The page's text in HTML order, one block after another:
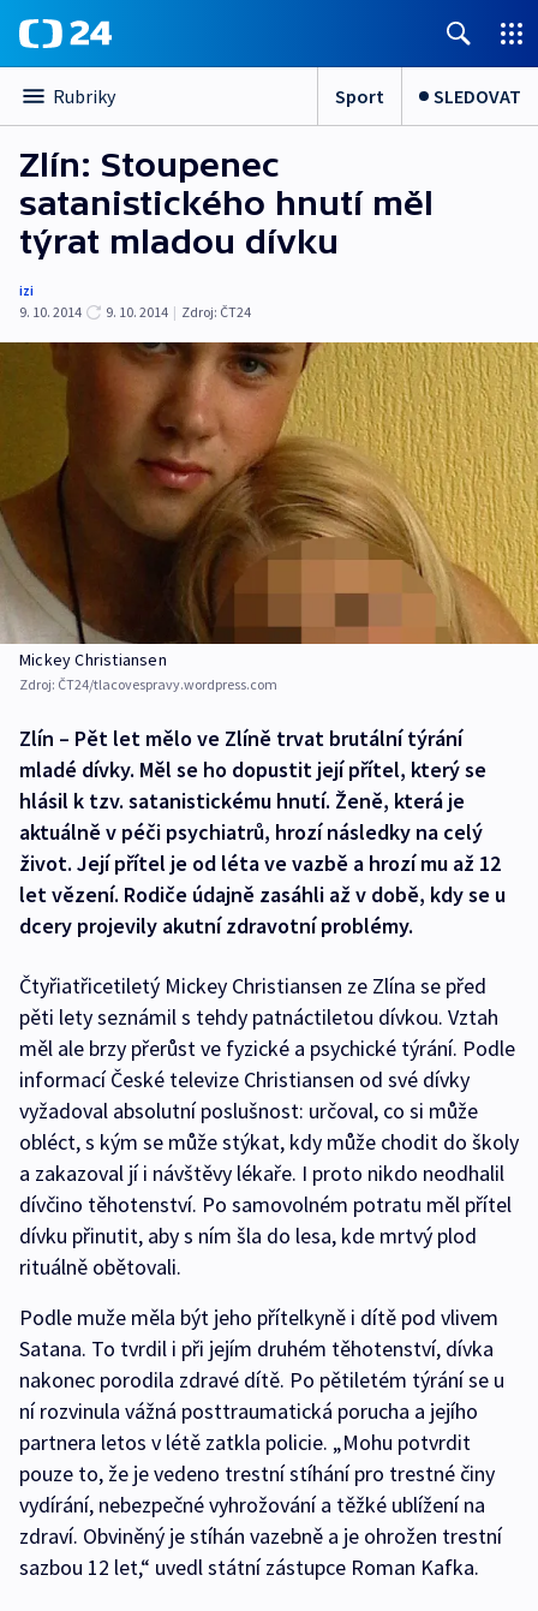
Rubriky Sport SLEDOVAT
Zlín: Stoupenec
satanistického hnutí měl
týrat mladou dívku
izi
9. 10. 2014
9. 10. 2014 | Zdroj: ČT24
Mickey Christiansen
Zdroj: ČT24/tlacovespravy.wordpress.com
Zlín – Pět let mělo ve Zlíně trvat brutální týrání
mladé dívky. Měl se ho dopustit její přítel, který se
hlásil k tzv. satanistickému hnutí. Ženě, která je
aktuálně v péči psychiatrů, hrozí následky na celý
život. Její přítel je od léta ve vazbě a hrozí mu až 12
let vězení. Rodiče údajně zasáhli až v době, kdy se u
dcery projevily akutní zdravotní problémy.
Čtyřiatřicetiletý Mickey Christiansen ze Zlína se před
pěti lety seznámil s tehdy patnáctiletou dívkou. Vztah
měl ale brzy přerůst ve fyzické a psychické týrání. Podle
informací České televize Christiansen od své dívky
vyžadoval absolutní poslušnost: určoval, co si může
obléct, s kým se může stýkat, kdy může chodit do školy
a zakazoval jí i návštěvy lékaře. I proto nikdo neodhalil
dívčino těhotenství. Po samovolném potratu měl přítel
dívku přinutit, aby s ním šla do lesa, kde mrtvý plod
rituálně obětovali.
Podle muže měla být jeho přítelkyně i dítě pod vlivem
Satana. To tvrdil i při jejím druhém těhotenství, dívka
nakonec porodila zdravé dítě. Po pětiletém týrání se u
ní rozvinula vážná posttraumatická porucha a jejího
partnera letos v létě zatkla policie. „Mohu potvrdit
pouze to, že je vedeno trestní stíhání pro trestné činy
vydírání, nebezpečné vyhrožování a těžké ublížení na
zdraví. Obviněný je stíhán vazebně a je ohrožen trestní
sazbou 12 let,“ uvedl státní zástupce Roman Kafka.